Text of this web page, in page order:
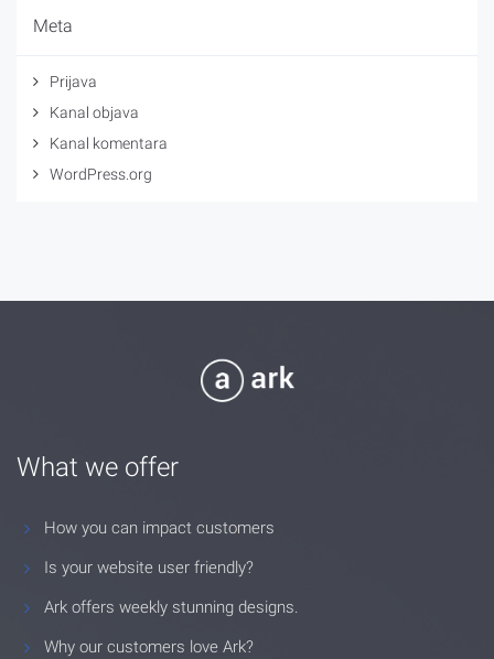
Meta
Prijava
Kanal objava
Kanal komentara
WordPress.org
What we offer
How you can impact customers
Is your website user friendly?
Ark offers weekly stunning designs.
Why our customers love Ark?